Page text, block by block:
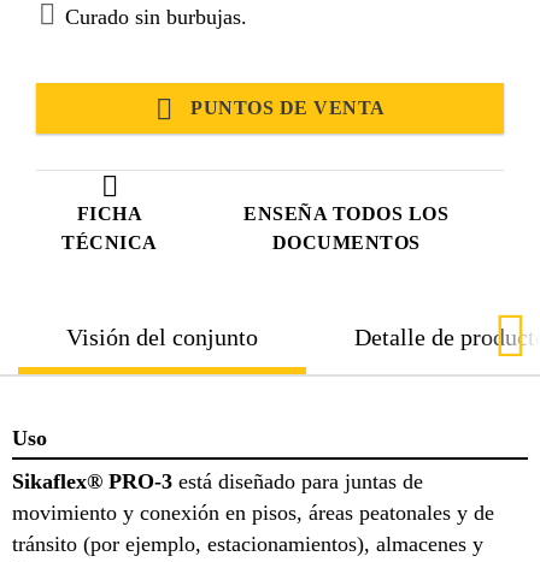
FICHA
TÉCNICA
ENSEÑA TODOS LOS
DOCUMENTOS
Curado sin burbujas.
PUNTOS DE VENTA
Visión del conjunto Detalle de
Uso
Sikaflex® PRO-3 está diseñado para juntas de
movimiento y conexión en pisos, áreas peatonales y de
tránsito (por ejemplo, estacionamientos), almacenes y